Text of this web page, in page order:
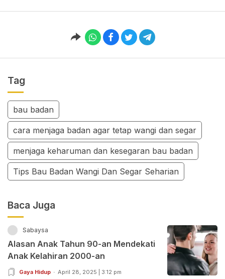
Tag
bau badan
cara menjaga badan agar tetap wangi dan segar
menjaga keharuman dan kesegaran bau badan
Tips Bau Badan Wangi Dan Segar Seharian
Baca Juga
Sabaysa
Alasan Anak Tahun 90-an Mendekati
Anak Kelahiran 2000-an
Gaya Hidup April 28, 2025 | 3:12 pm